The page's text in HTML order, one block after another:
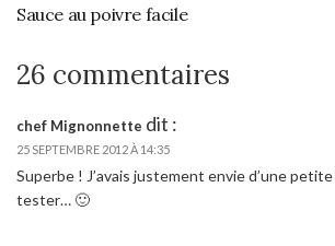
Sauce au poivre facile
26 commentaires
chef Mignonnette dit :
25 SEPTEMBRE 2012 À 14:35
Superbe ! J’avais justement envie d’une
tester… 🙂